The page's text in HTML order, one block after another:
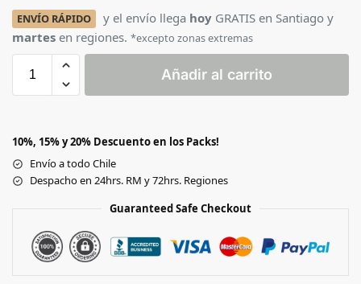
ENVÍO RÁPIDO y el envío llega hoy GRATIS en Santiago y
martes en regiones. *excepto zonas extremas
Añadir al carrito
10%, 15% y 20% Descuento en los Packs!
Envío a todo Chile
Despacho en 24hrs. RM y 72hrs. Regiones
Guaranteed Safe Checkout